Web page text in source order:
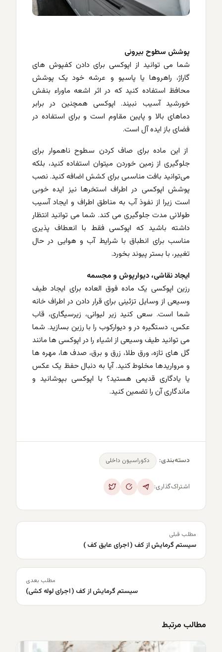
پوشش سطوح بیرونی
شما می توانید از اپوکسی برای دادن کفپوش های
گاراژ، راهروها یا پاسیو و عرشه خود یک پوشش
محافظ استفاده کنید که در اثر اشعه ماوراء بنفش
خورشید آسیب نبیند. اپوکسی همچنین در برابر
دماهای بالا و پایین مقاوم است و برای استفاده در
فضای باز ایده آل است.
از این ماده برای صاف کردن سطوح ناهموار برای
جلوگیری از زمین خوردن میتوان استفاده کنید، بلکه
می‌توانید بافت مناسبی برای کشش اضافه کنید. نصب
پوشش اپوکسی در اطراف استخرها نیز ایده خوبی
است زیرا از نفوذ آب به مناطق اطراف و ایجاد آسیب
طولانی مدت جلوگیری می کند. شما می توانید انتظار
داشته باشید که اپوکسی فقط با انعطاف پذیری
مناسب برای انطباق با شرایط آب و هوایی در حال
تغییر، با بستر پیوند بخورد.
ایجاد نقاشی، دیوارپوش و مجسمه
رزین اپوکسی یک ماده فوق العاده برای ایجاد طیف
وسیعی از وسایل تزئینی برای قرار دادن در اطراف خانه
شما است. سعی کنید زیر لیوانی، زیرسیگاری، قاب
عکس، دستگیره در و دیوارکوب را با رزین بسازید. شما
می توانید طیف وسیعی از اشیاء را در اپوکسی ها مانند
گل های تازه، ورق طلا، زرق و برق، صدف ها، مهره ها
و مرواریدها مخلوط کنید. آیا به دنبال حفظ یک عکس
یا یادگاری قدیمی هستید؟ با اپوکسی بپوشانید و
ماندگاری آن را تضمین کنید.
دسته‌بندی: دکوراسیون داخلی
اشتراک‌گذاری:
مطلب قبلی
سیستم گرمایش از کف ( اجرای عایق کف )
مطلب بعدی
سیستم گرمایش از کف ( اجرای لوله کشی)
مطالب مرتبط